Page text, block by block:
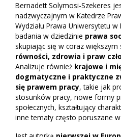
Bernadett Solymosi-Szekeres
nadzwyczajnym w Katedrze
Wydziału Prawa Uniwersytetu
badania w dziedzinie prawa
skupiając się w coraz większym
równości, zdrowia i praw
Analizuje również krajowe i
dogmatyczne i praktyczne
się prawem pracy, takie jak
stosunków pracy, nowe formy
społecznych, kształtujący
inne tematy często poruszane